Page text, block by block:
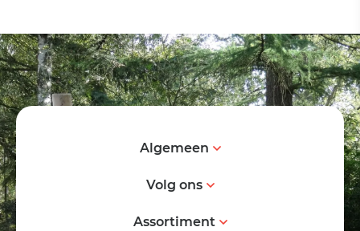
Algemeen
Volg ons
Assortiment